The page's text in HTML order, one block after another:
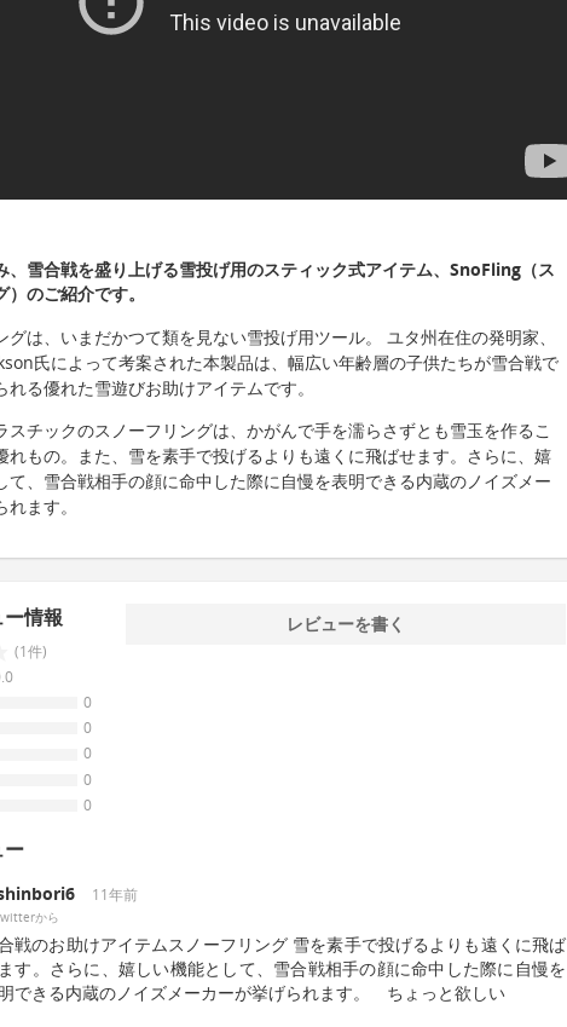
、雪合戦を盛り上げる雪投げ用のスティック式アイテム、SnoFling（ス
）のご紹介です。
グは、いまだかつて類を見ない雪投げ用ツール。 ユタ州在住の発明家、
氏によって考案された本製品は、幅広い年齢層の子供たちが雪合戦で
れる優れた雪遊びお助けアイテムです。
スチックのスノーフリングは、かがんで手を濡らさずとも雪玉を作るこ
れもの。また、雪を素手で投げるよりも遠くに飛ばせます。さらに、嬉
て、雪合戦相手の顔に命中した際に自慢を表明できる内蔵のノイズメー
ます。
情報
(1件)
0
0
0
0
0
レビューを書く
ー
11年前
から
戦のお助けアイテムスノーフリング 雪を素手で投げるよりも遠くに飛ば
す。さらに、嬉しい機能として、雪合戦相手の顔に命中した際に自慢を
できる内蔵のノイズメーカーが挙げられます。 ちょっと欲しい